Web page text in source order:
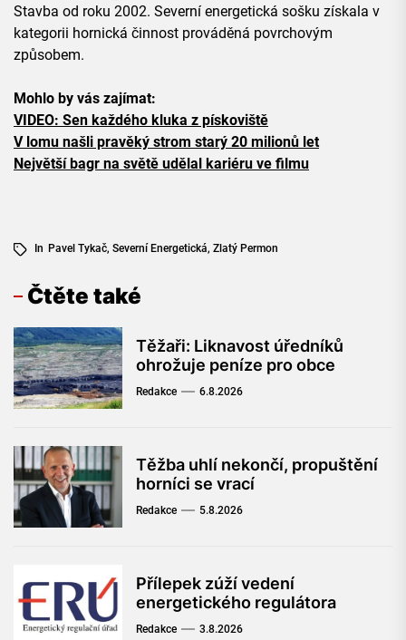
Stavba od roku 2002. Severní energetická sošku získala v
kategorii hornická činnost prováděná povrchovým
způsobem.
Mohlo by vás zajímat:
VIDEO: Sen každého kluka z pískoviště
V lomu našli pravěký strom starý 20 milionů let
Největší bagr na světě udělal kariéru ve filmu
In Pavel Tykač, Severní Energetická, Zlatý Permon
Čtěte také
Těžaři: Liknavost úředníků
ohrožuje peníze pro obce
Redakce 6.8.2026
Těžba uhlí nekončí, propuštění
horníci se vrací
Redakce 5.8.2026
Přílepek zúží vedení
energetického regulátora
Redakce 3.8.2026